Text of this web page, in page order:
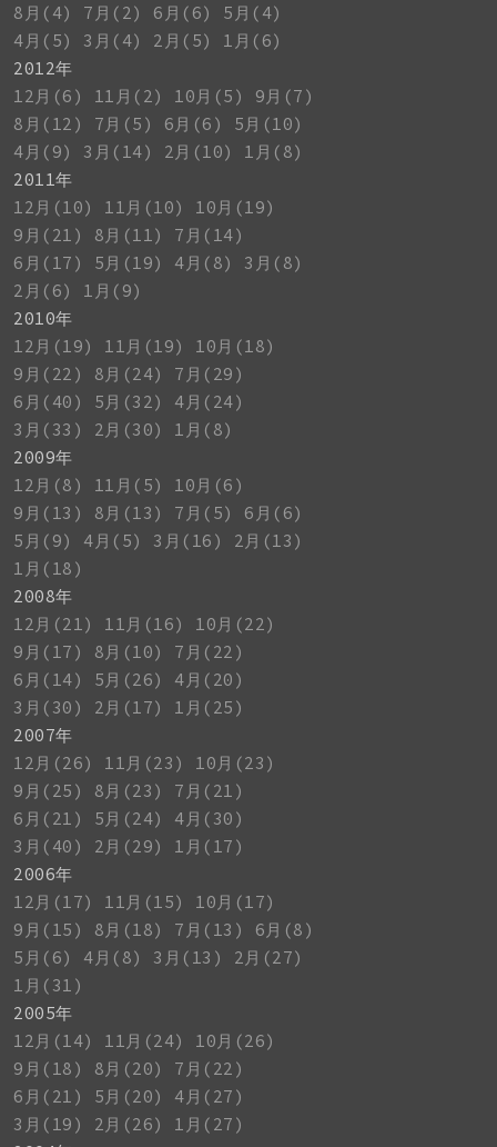
8月(4)
7月(2) 6月(6)
5月(4)
4月(5)
3月(4) 2月(5)
1月(6)
2012年
12月(6)
11月(2) 10月(5)
9月(7)
8月(12)
7月(5) 6月(6)
5月(10)
4月(9)
3月(14) 2月(10)
1月(8)
2011年
12月(10)
11月(10)
10月(19)
9月(21)
8月(11)
7月(14)
6月(17)
5月(19) 4月(8)
3月(8)
2月(6)
1月(9)
2010年
12月(19)
11月(19)
10月(18)
9月(22)
8月(24)
7月(29)
6月(40)
5月(32)
4月(24)
3月(33)
2月(30)
1月(8)
2009年
12月(8)
11月(5)
10月(6)
9月(13)
8月(13) 7月(5)
6月(6)
5月(9)
4月(5) 3月(16)
2月(13)
1月(18)
2008年
12月(21)
11月(16)
10月(22)
9月(17)
8月(10)
7月(22)
6月(14)
5月(26)
4月(20)
3月(30)
2月(17)
1月(25)
2007年
12月(26)
11月(23)
10月(23)
9月(25)
8月(23)
7月(21)
6月(21)
5月(24)
4月(30)
3月(40)
2月(29)
1月(17)
2006年
12月(17)
11月(15)
10月(17)
9月(15)
8月(18) 7月(13)
6月(8)
5月(6)
4月(8) 3月(13)
2月(27)
1月(31)
2005年
12月(14)
11月(24)
10月(26)
9月(18)
8月(20)
7月(22)
6月(21)
5月(20)
4月(27)
3月(19)
2月(26)
1月(27)